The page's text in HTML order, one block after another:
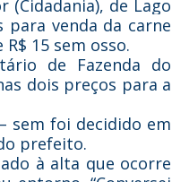
de Lago
venda da carne
15 sem osso.
de Fazenda do
dois preços para a
sem foi decidido em
prefeito.
à alta que ocorre